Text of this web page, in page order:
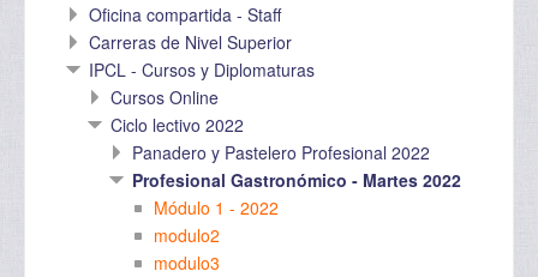
Oficina compartida - Staff
Carreras de Nivel Superior
IPCL - Cursos y Diplomaturas
Cursos Online
Ciclo lectivo 2022
Panadero y Pastelero Profesional 2022
Profesional Gastronómico - Martes 2022
Módulo 1 - 2022
modulo2
modulo3